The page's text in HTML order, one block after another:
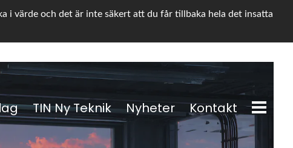
i värde och det är inte säkert att du får tillbaka hela det insatta
TIN Ny Teknik Nyheter Kontakt